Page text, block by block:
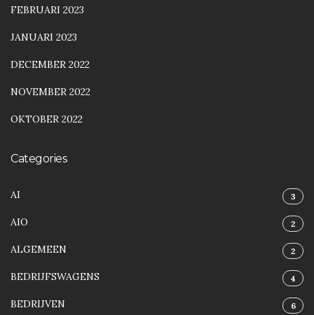
FEBRUARI 2023
JANUARI 2023
DECEMBER 2022
NOVEMBER 2022
OKTOBER 2022
Categories
AI 3
AIO 2
ALGEMEEN 2
BEDRIJFSWAGENS 4
BEDRIJVEN 6